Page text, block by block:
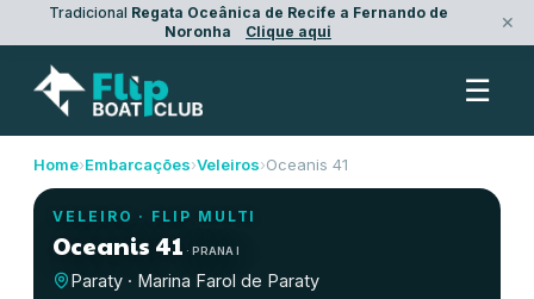
Tradicional Regata Oceânica de Recife a Fernando de
Noronha
Clique aqui ✕
☰
Home›Embarcações›Veleiros›Oceanis 41
VELEIRO · FLIP MULTI
Oceanis 41 · PRANA I
Paraty · Marina Farol de Paraty